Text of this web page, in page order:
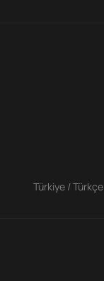
Türkiye / Türkçe